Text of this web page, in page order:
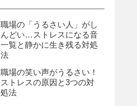
職場の「うるさい人」がし
んどい…ストレスになる音
一覧と静かに生き残る対処
法
職場の笑い声がうるさい！
ストレスの原因と3つの対
処法